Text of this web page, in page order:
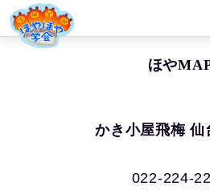
ほや
かき小屋飛梅 仙
022-224-